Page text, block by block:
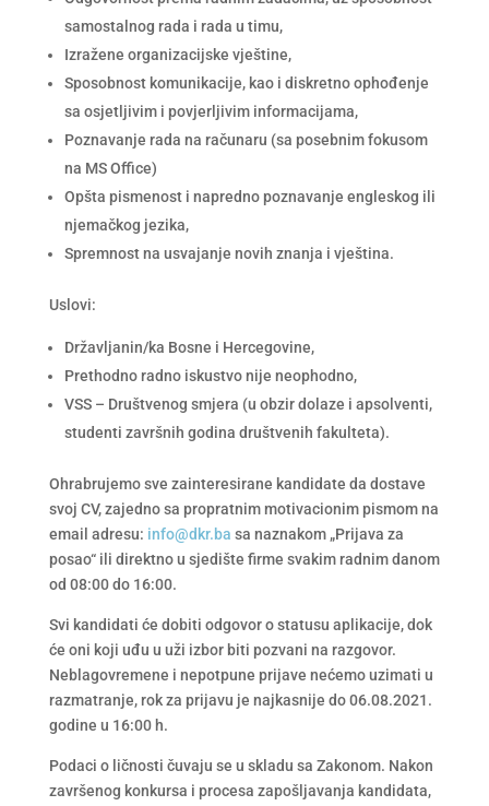
samostalnog rada i rada u timu,
Izražene organizacijske vještine,
Sposobnost komunikacije, kao i diskretno ophođenje
sa osjetljivim i povjerljivim informacijama,
Poznavanje rada na računaru (sa posebnim fokusom
na MS Office)
Opšta pismenost i napredno poznavanje engleskog ili
njemačkog jezika,
Spremnost na usvajanje novih znanja i vještina.
Uslovi:
Državljanin/ka Bosne i Hercegovine,
Prethodno radno iskustvo nije neophodno,
VSS – Društvenog smjera (u obzir dolaze i apsolventi,
studenti završnih godina društvenih fakulteta).
Ohrabrujemo sve zainteresirane kandidate da dostave
svoj CV, zajedno sa propratnim motivacionim pismom na
email adresu: info@dkr.ba sa naznakom „Prijava za
posao“ ili direktno u sjedište firme svakim radnim danom
od 08:00 do 16:00.
Svi kandidati će dobiti odgovor o statusu aplikacije, dok
će oni koji uđu u uži izbor biti pozvani na razgovor.
Neblagovremene i nepotpune prijave nećemo uzimati u
razmatranje, rok za prijavu je najkasnije do 06.08.2021.
godine u 16:00 h.
Podaci o ličnosti čuvaju se u skladu sa Zakonom. Nakon
završenog konkursa i procesa zapošljavanja kandidata,